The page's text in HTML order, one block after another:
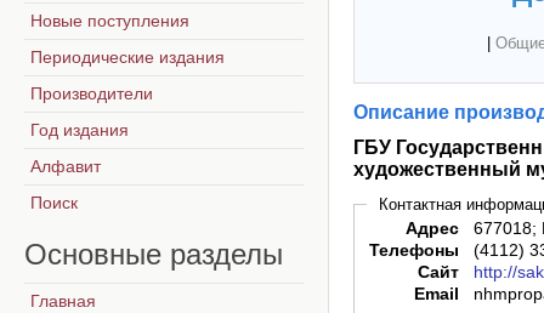
Описание
ГБУ
художественный
Контактная
Адрес
677018;
Телефоны
(4112)
Сайт
http://
Email
Новые поступления
Периодические издания
Производители
Год издания
Алфавит
Поиск
Основные разделы
Главная